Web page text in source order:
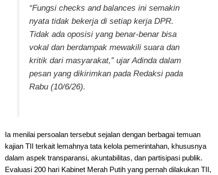
“Fungsi checks and balances ini semakin
nyata tidak bekerja di setiap kerja DPR.
Tidak ada oposisi yang benar-benar bisa
vokal dan berdampak mewakili suara dan
kritik dari masyarakat,” ujar Adinda dalam
pesan yang dikirimkan pada Redaksi pada
Rabu (10/6/26).
Ia menilai persoalan tersebut sejalan dengan berbagai temuan
kajian TII terkait lemahnya tata kelola pemerintahan, khususnya
dalam aspek transparansi, akuntabilitas, dan partisipasi publik.
Evaluasi 200 hari Kabinet Merah Putih yang pernah dilakukan TII,